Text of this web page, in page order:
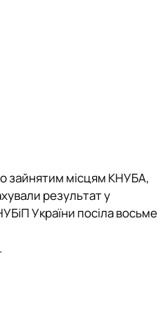
зайнятим місцям КНУБА,
результат у
України посілавосьме